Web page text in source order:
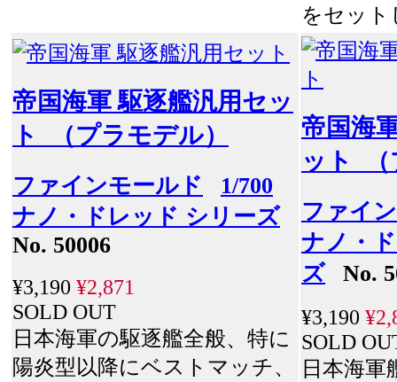
をセット
帝国海軍 駆逐艦汎用セッ
ト （プラモデル）
ファインモールド
1/700
ナノ・ドレッド シリーズ
No. 50006
¥3,190 ¥2,871
SOLD OUT
日本海軍の駆逐艦全般、特に
陽炎型以降にベストマッチ、
帝国海
ット （
ファイ
ナノ・
ズNo.
¥3,190
SOLD
日本海軍